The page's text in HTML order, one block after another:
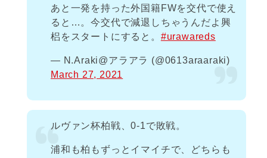
あと一発を持った外国籍FWを交代で使え
ると…。今交代で減退しちゃうんだよ興
梠をスタートにすると。 #urawareds
— N.Araki@アラアラ (@0613araaraki)
March 27, 2021
ルヴァン杯柏戦、0-1で敗戦。
浦和も柏もずっとイマイチで、どちらも